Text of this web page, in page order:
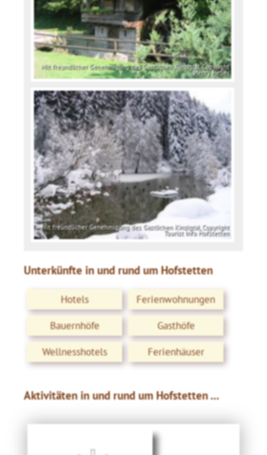
Mit freundlicher Genehmigung des Gastlichen Kinzigtal, Copyright
Henry Heller
Mit freundlicher Genehmigung des Gastlichen Kinzigtal, Copyright
Tourist Info Hofstetten
Unterkünfte in und rund um Hofstetten
Hotels
Ferienwohnungen
Bauernhöfe
Gasthöfe
Wellnesshotels
Ferienhäuser
Aktivitäten in und rund um Hofstetten ...